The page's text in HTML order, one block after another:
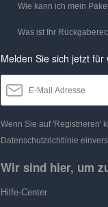
Wie kann ich mein
Was ist Ihr
Melden Sie sich jetzt
Wenn Sie auf 'Registrieren'
Datenschutzrichtlinie
Wir sind hier, um
Hilfe-Center